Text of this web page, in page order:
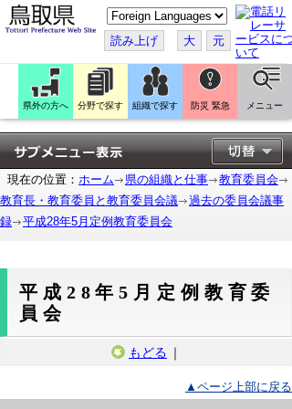
こ
の
ペ
ー
ジ
翻
訳
す
る
読み上げ 大 元
県外の方へ 分野で探す 組織で探す 防災 緊急 メニュー
現在の位置： ホーム 県の組織と仕事
教育委員会
教育長・教育委員と教育委員会議
過去の委員会議事
録
平成28年5月定例教育委員会
平成28年5月定例教育委
員会
もどる ｜
▲ページ上部に戻る